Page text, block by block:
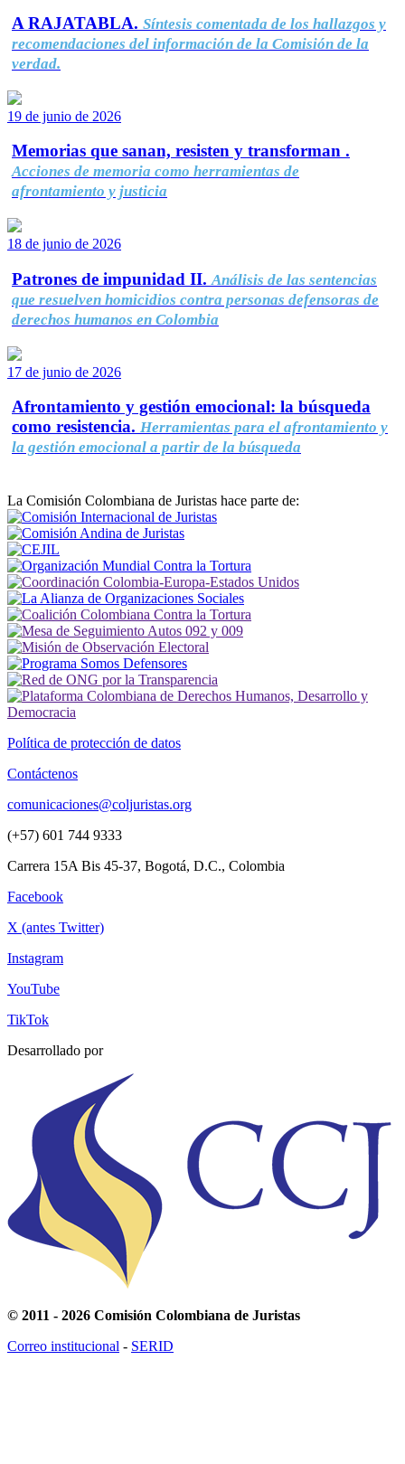
A RAJATABLA. Síntesis comentada de los hallazgos y
recomendaciones del información de la Comisión de la
verdad.
19 de junio de 2026
Memorias que sanan, resisten y transforman .
Acciones de memoria como herramientas de
afrontamiento y justicia
18 de junio de 2026
Patrones de impunidad II. Análisis de las sentencias
que resuelven homicidios contra personas defensoras de
derechos humanos en Colombia
17 de junio de 2026
Afrontamiento y gestión emocional: la búsqueda
como resistencia. Herramientas para el afrontamiento y
la gestión emocional a partir de la búsqueda
La Comisión Colombiana de Juristas hace parte de:
Política de protección de datos
Contáctenos
comunicaciones@coljuristas.org
(+57) 601 744 9333
Carrera 15A Bis 45-37, Bogotá, D.C., Colombia
Facebook
X (antes Twitter)
Instagram
YouTube
TikTok
Desarrollado por
© 2011 - 2026 Comisión Colombiana de Juristas
Correo institucional - SERID